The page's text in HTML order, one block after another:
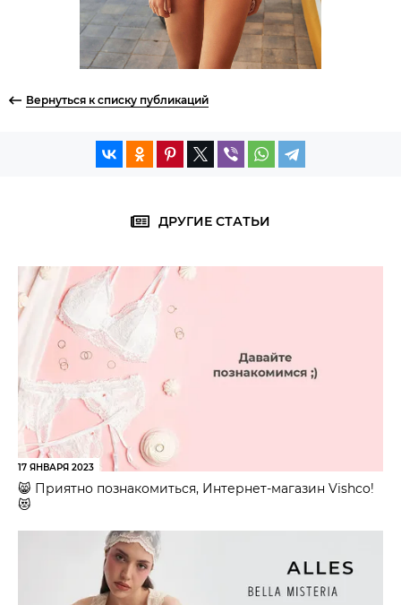
Вернуться к списку публикаций
ДРУГИЕ СТАТЬИ
17 ЯНВАРЯ 2023
😸 Приятно познакомиться, Интернет-магазин Vishco!
😻